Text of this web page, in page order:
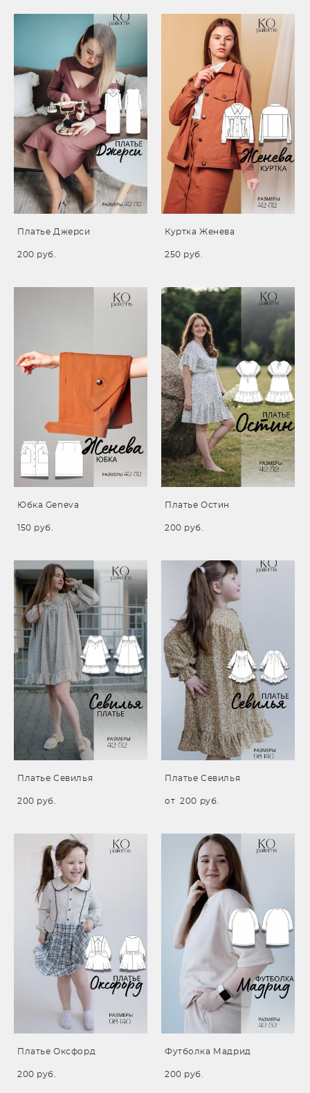
Платье Джерси
200 pуб.
Куртка Женева
250 pуб.
Юбка Geneva
150 pуб.
Платье Остин
200 pуб.
Платье Севилья
200 pуб.
Платье Севилья
от 200 pуб.
Платье Оксфорд
200 pуб.
Футболка Мадрид
200 pуб.